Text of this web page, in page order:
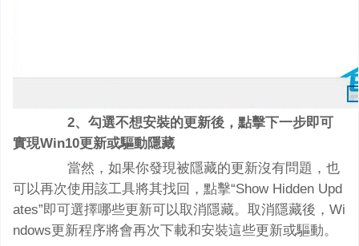
2、勾選不想安裝的更新後，點擊下一步即可
實現Win10更新或驅動隱藏
當然，如果你發現被隱藏的更新沒有問題，也
可以再次使用該工具將其找回，點擊“Show Hidden Upd
ates”即可選擇哪些更新可以取消隱藏。取消隱藏後，Wi
ndows更新程序將會再次下載和安裝這些更新或驅動。